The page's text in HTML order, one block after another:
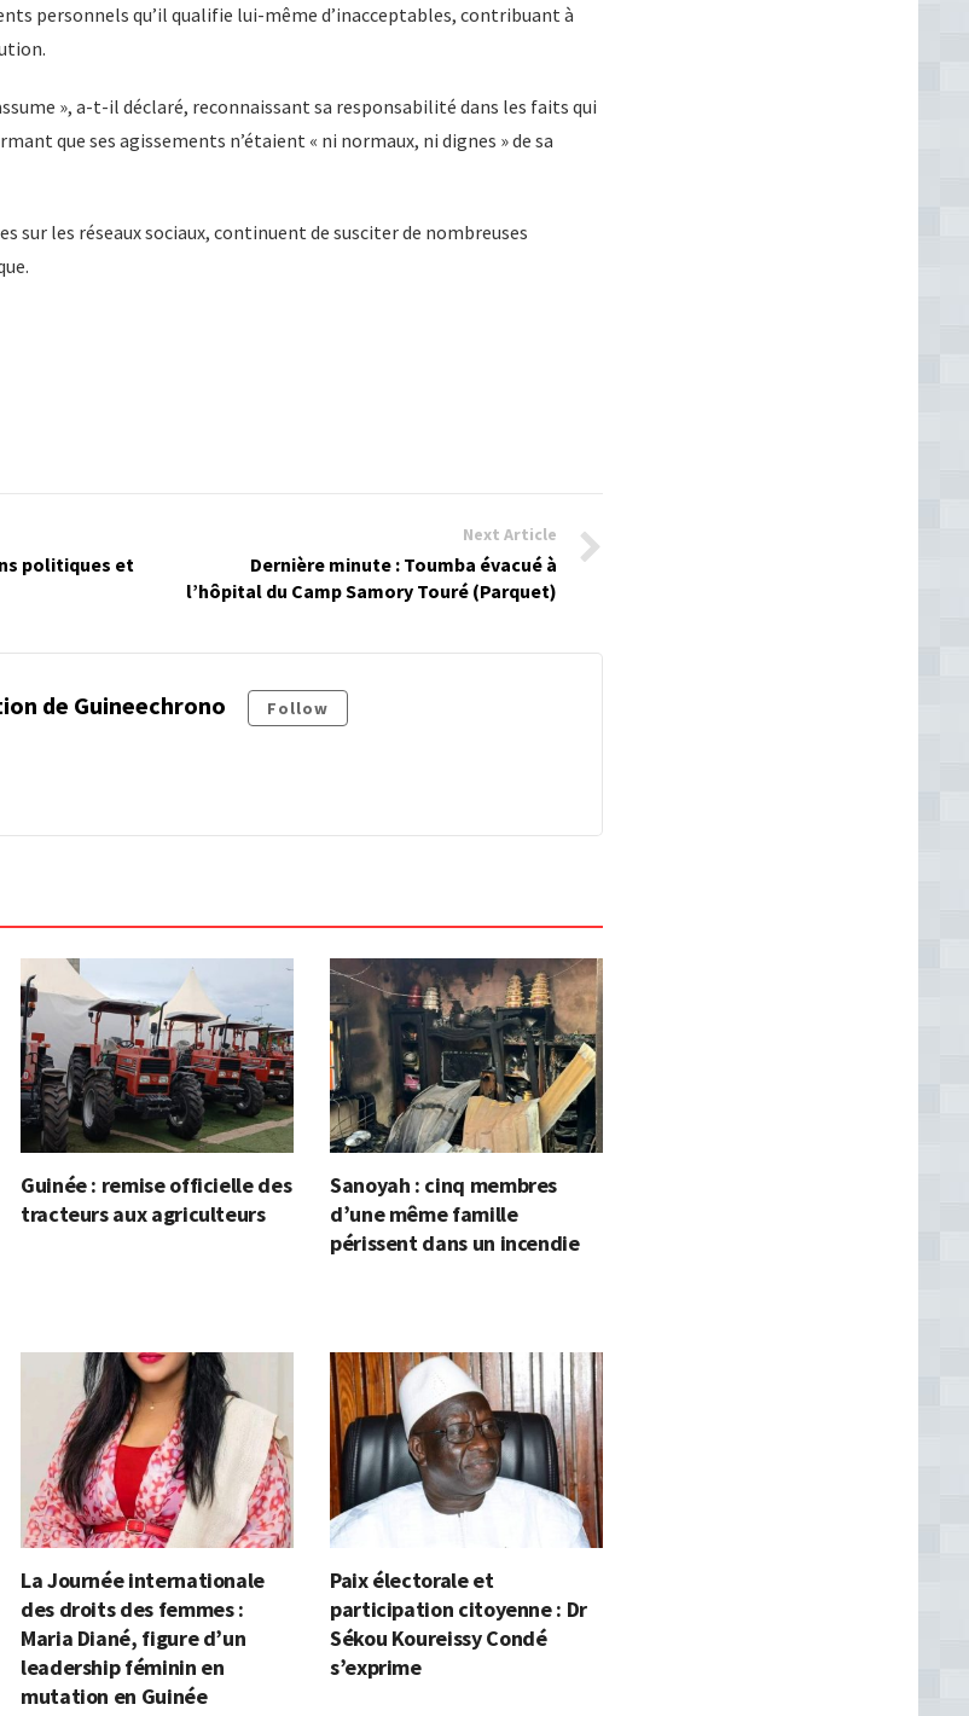
personnels qu’il qualifie lui-même d’inacceptables, contribuant à
», a-t-il déclaré, reconnaissant sa responsabilité dans les faits qui
que ses agissements n’étaient « ni normaux, ni dignes » de sa
sur les réseaux sociaux, continuent de susciter de nombreuses
politiques et
Next Article
Dernière minute : Toumba évacué à
l’hôpital du Camp Samory Touré (Parquet)
de Guineechrono Follow
Guinée : remise officielle des
tracteurs aux agriculteurs
Sanoyah : cinq membres
d’une même famille
périssent dans un incendie
La Journée internationale
des droits des femmes :
Maria Diané, figure d’un
leadership féminin en
mutation en Guinée
Paix électorale et
participation citoyenne : Dr
Sékou Koureissy Condé
s’exprime